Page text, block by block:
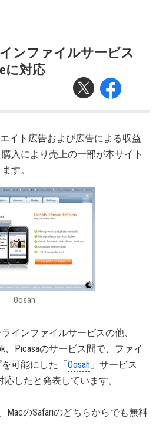
ンファイルサービス
に対応
イト広告および広告による収益
入により売上の一部が本サイト
す。
Oosah
インファイルサービスの他、
、Picasaのサービス間で、ファイ
可能にした「Oosah 」サービス
応したと発表しています。
MacのSafariのどちらからでも無料